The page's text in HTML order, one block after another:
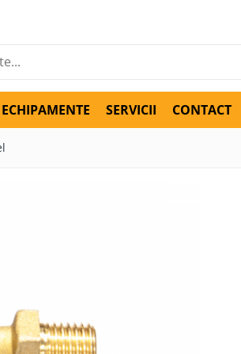
ECHIPAMENTE SERVICII CONTACT